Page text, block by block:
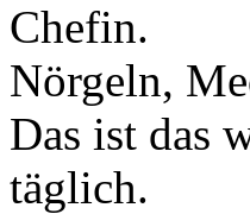
Chefin.
Nörgeln,
Das ist das
täglich.